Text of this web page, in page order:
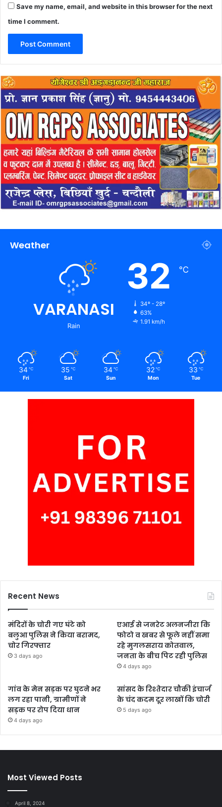
Save my name, email, and website in this browser for the next
time I comment.
Weather
VARANASI
Rain
32 ℃
34º - 28º
63%
1.91 km/h
34 ℃
Fri
35 ℃
Sat
34 ℃
Sun
32 ℃
Mon
33 ℃
Tue
Recent News
मंदिरों के चोरी गए घंटे को
बलुआ पुलिस ने किया बरामद,
चोर गिरफ्तार
3 days ago
एआई से जनरेट अलनजीरा कि
फोटो व खबर से फूले नहीं समा
रहे मुगलसराय कोतवाल,
जनता के बीच पिट रही पुलिस
4 days ago
गांव के मेन सड़क पर घुटने भर
लग रहा पानी, ग्रामीणों ने
सड़क पर रोप दिया धान
4 days ago
सांसद के रिश्तेदार चौकी इंचार्ज
के चंद कदम दूर लाखों कि चोरी
5 days ago
Most Viewed Posts
April 8, 2024